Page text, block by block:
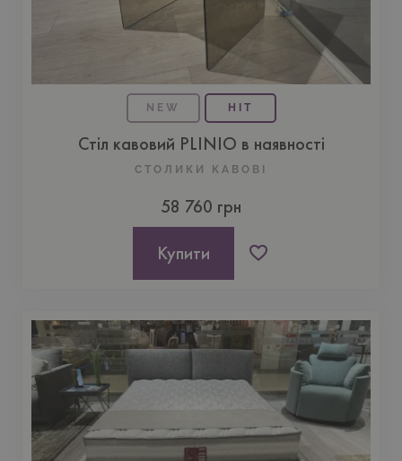
NEW HIT
Стіл кавовий PLINIO в наявності
СТОЛИКИ КАВОВІ
58 760 грн
Купити